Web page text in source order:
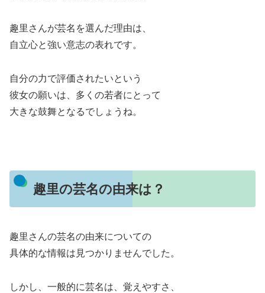
趣里さんが芸名を選んだ理由は、
自立心と強い意志の表れです。
自分の力で評価されたいという
彼女の願いは、多くの若者にとって
大きな鼓舞となるでしょうね。
趣里の芸名の由来は？
趣里さんの芸名の由来についての
具体的な情報は見つかりませんでした。
しかし、一般的に芸名は、覚えやすさ、